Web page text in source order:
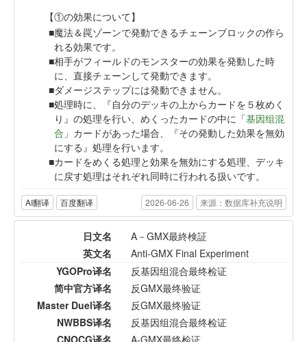
【①の効果について】
魔法＆罠ゾーンで発動できるチェーンブロックの作ら
れる効果です。
相手がフィールドのモンスターの効果を発動した時
に、直接チェーンして発動できます。
ダメージステップには発動できません。
処理時に、『自分のデッキの上からカードを５枚めく
り』の処理を行い、めくったカードの中に「基因组混
合 」カードがあった場合、『その発動した効果を無効
にする』処理を行います。
カードをめくる処理と効果を無効にする処理、デッキ
に戻す処理はそれぞれ同時に行われる扱いです。
AI翻译 百度翻译 2026-06-26 来源：数据库补充说明
日文名
A－GMX最終検証
英文名
Anti-GMX Final Experiment
YGOPro译名
反基因组混合最终检证
简中官方译名
反GMX最终验证
Master Duel译名
反GMX最终验证
NWBBS译名
反基因组混合最终检证
CNOCG译名
A-GMX最终检证